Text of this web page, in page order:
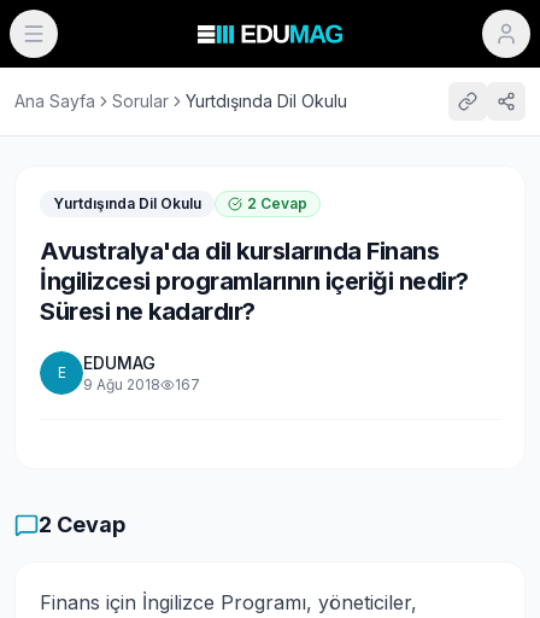
Ana Sayfa Sorular Yurtdışında Dil Okulu
Yurtdışında Dil Okulu 2 Cevap
Avustralya'da dil kurslarında Finans
İngilizcesi programlarının içeriği nedir?
Süresi ne kadardır?
E EDUMAG
9 Ağu 2018 167
2 Cevap
Finans için İngilizce Programı, yöneticiler,